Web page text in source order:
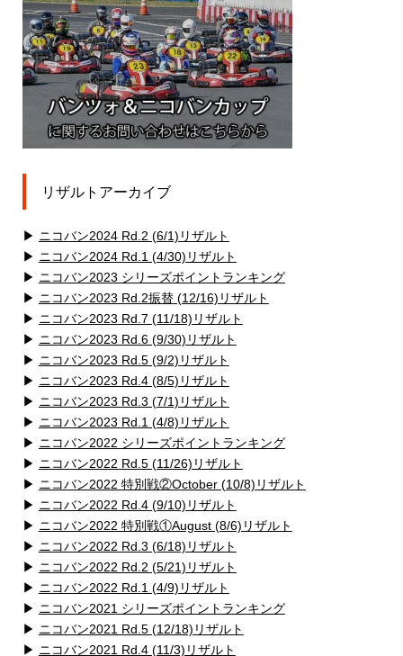
リザルトアーカイブ
▶ ニコバン2024 Rd.2 (6/1)リザルト
▶ ニコバン2024 Rd.1 (4/30)リザルト
▶ ニコバン2023 シリーズポイントランキング
▶ ニコバン2023 Rd.2振替 (12/16)リザルト
▶ ニコバン2023 Rd.7 (11/18)リザルト
▶ ニコバン2023 Rd.6 (9/30)リザルト
▶ ニコバン2023 Rd.5 (9/2)リザルト
▶ ニコバン2023 Rd.4 (8/5)リザルト
▶ ニコバン2023 Rd.3 (7/1)リザルト
▶ ニコバン2023 Rd.1 (4/8)リザルト
▶ ニコバン2022 シリーズポイントランキング
▶ ニコバン2022 Rd.5 (11/26)リザルト
▶ ニコバン2022 特別戦②October (10/8)リザルト
▶ ニコバン2022 Rd.4 (9/10)リザルト
▶ ニコバン2022 特別戦①August (8/6)リザルト
▶ ニコバン2022 Rd.3 (6/18)リザルト
▶ ニコバン2022 Rd.2 (5/21)リザルト
▶ ニコバン2022 Rd.1 (4/9)リザルト
▶ ニコバン2021 シリーズポイントランキング
▶ ニコバン2021 Rd.5 (12/18)リザルト
▶ ニコバン2021 Rd.4 (11/3)リザルト